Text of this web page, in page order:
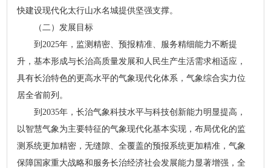
快建设现代化太行山水名城提供坚强支撑。
（二）发展目标
到2025年，监测精密、预报精准、服务精细能力不断提
升，基本形成与长治高质量发展和人民生产生活需求相适应，
具有长治特色的更高水平的气象现代化体系，气象综合实力位
居全省前列。
到2035年，长治气象科技水平与科技创新能力明显提高，
以智慧气象为主要特征的气象现代化基本实现，布局优化的监
测系统更加精密，无缝隙、全覆盖的预报系统更加精准，气象
保障国家重大战略和服务长治经济社会发展能力显著增强，全